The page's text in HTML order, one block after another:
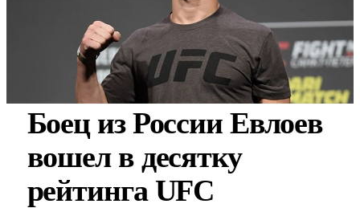
Боец из России Евлоев
вошел в десятку
рейтинга UFC